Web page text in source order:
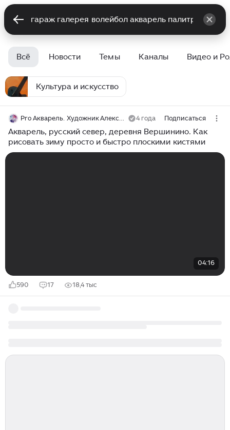
Всё Новости Темы Каналы Видео и
Культура и искусство
Pro Акварель. Художник Алексей Харитонов 4 года Подписаться
Акварель, русский север, деревня Вершинино. Как
рисовать зиму просто и быстро плоскими кистями
04:16
590 17 18,4 тыс